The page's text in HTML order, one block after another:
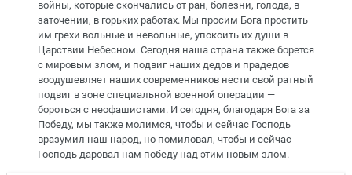
войны, которые скончались от ран, болезни, голода, в
заточении, в горьких работах. Мы просим Бога простить
им грехи вольные и невольные, упокоить их души в
Царствии Небесном. Сегодня наша страна также борется
с мировым злом, и подвиг наших дедов и прадедов
воодушевляет наших современников нести свой ратный
подвиг в зоне специальной военной операции —
бороться с неофашистами. И сегодня, благодаря Бога за
Победу, мы также молимся, чтобы и сейчас Господь
вразумил наш народ, но помиловал, чтобы и сейчас
Господь даровал нам победу над этим новым злом.